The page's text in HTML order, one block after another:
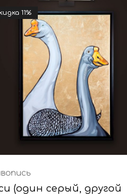
11%
(один серый, другой